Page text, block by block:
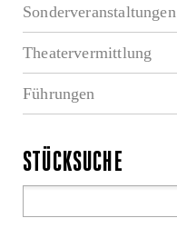
Sonderveranstaltungen
Theatervermittlung
Führungen
STÜCKSUCHE